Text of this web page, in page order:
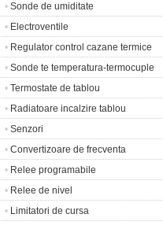
• Sonde de umiditate
• Electroventile
• Regulator control cazane termice
• Sonde te temperatura-termocuple
• Termostate de tablou
• Radiatoare incalzire tablou
• Senzori
• Convertizoare de frecventa
• Relee programabile
• Relee de nivel
• Limitatori de cursa